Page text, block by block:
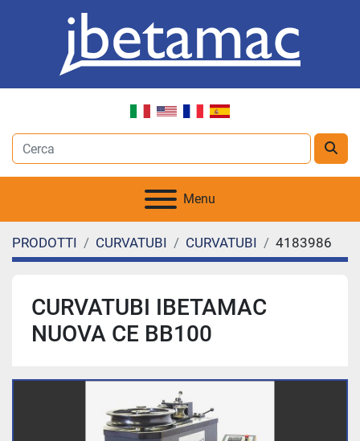
Menu
PRODOTTI CURVATUBI CURVATUBI 4183986
CURVATUBI IBETAMAC
NUOVA CE BB100